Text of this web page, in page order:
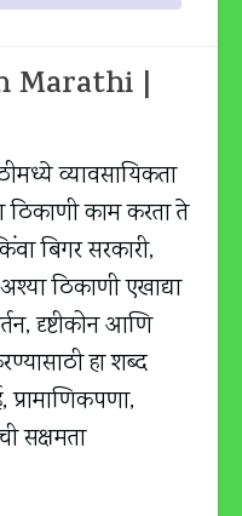
Marathi |
व्यावसायिकता
ठिकाणी काम करता ते
बिगर सरकारी,
ठिकाणी एखाद्या
दृष्टीकोन आणि
हा शब्द
प्रामाणिकपणा,
सक्षमता